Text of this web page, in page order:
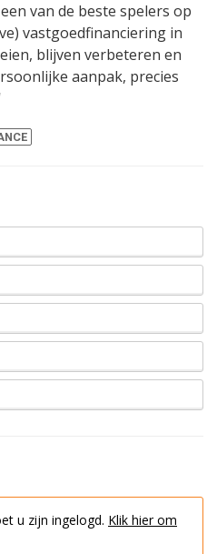
van de beste spelers op
vastgoedfinanciering in
blijven verbeteren en
aanpak, precies
u zijn ingelogd. Klik hier om